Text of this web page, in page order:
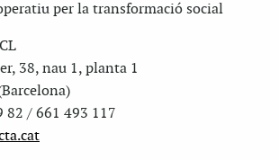
per la transformació social
38, nau 1, planta 1
82 / 661 493 117